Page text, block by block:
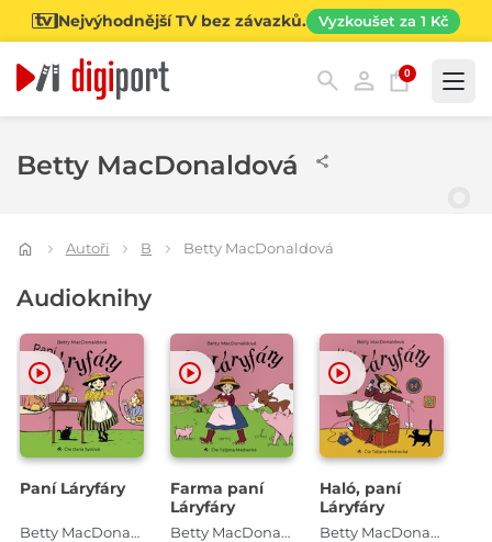
Nejvýhodnější TV bez závazků. Vyzkoušet za 1 Kč
0
Betty MacDonaldová
Autoři B Betty MacDonaldová
Audioknihy
Paní Láryfáry
Betty MacDonaldová
Farma paní
Láryfáry
Betty MacDonaldová
Haló, paní
Láryfáry
Betty MacDonaldová